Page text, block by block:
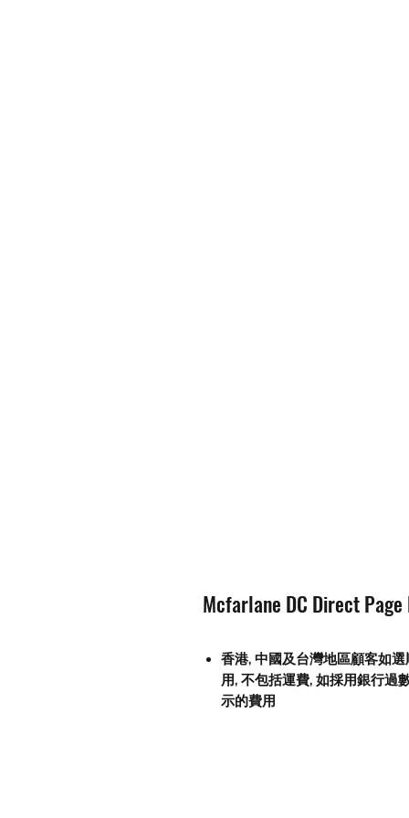
Mcfarlane DC Direct
香港, 中國及台灣地區顧客如
用, 不包括運費, 如採用銀行過
示的費用